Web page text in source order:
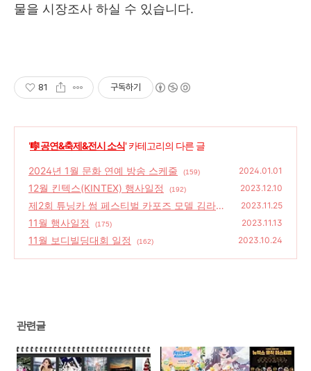
물을 시장조사 하실 수 있습니다.
81 구독하기
'🎼 공연&축제&전시 소식' 카테고리의 다른 글
2024년 1월 문화 연예 방송 스케줄 (159) 2024.01.01
12월 킨텍스(KINTEX) 행사일정 (192) 2023.12.10
제2회 튜닝카 썸 페스티벌 카포즈 모델 김라영
이영 이송빈 김연지
2023.11.25
11월 행사일정 (175) 2023.11.13
11월 보디빌딩대회 일정 (162) 2023.10.24
관련글